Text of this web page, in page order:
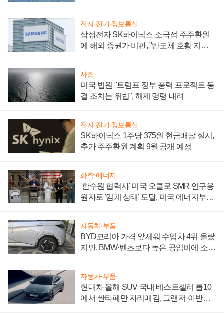
전자·전기·정보통신
삼성전자 SK하이닉스 소극적 주주환원
에 해외 증권가 비판, "반도체 호황 지속
사회
미국 법원 "트럼프 정부 풍력 프로젝트 동
결 조치는 위법", 해제 명령 내려
전자·전기·정보통신
SK하이닉스 1주당 375원 현금배당 실시,
추가 주주환원 계획 9월 공개 예정
화학·에너지
'한수원 협력사' 미국 오클로 SMR 연구용
원자로 '임계 상태' 도달, 미국 에너지부
자동차·부품
BYD코리아 가격 앞세워 수입차 4위 올랐
지만, BMW·벤츠보다 높은 공임비에 소비
자동차·부품
현대차 올해 SUV 국내 베스트셀러 톱10
에서 싼타페만 자리매김, 그랜저·아반떼